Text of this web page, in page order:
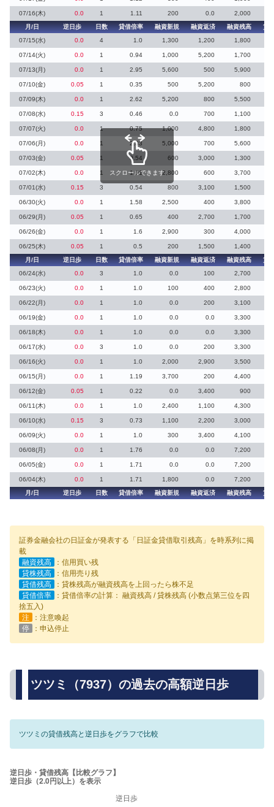
07/16(木) 0.0 1 1.11 200 0.0
2,000
月/日
逆日歩 日数 貸借倍率 融資新規 融資返済 融資残高
貸
07/15(水)
0.0 4 1.0 1,300 1,200 1,800
07/14(火) 0.0 1 0.94 1,000 5,200 1,700
07/13(月) 0.0 1 2.95 5,600 500 5,900
07/10(金) 0.05 1 0.35 500 5,200 800
07/09(木) 0.0 1 2.62 5,200 800 5,500
07/08(水) 0.15 3 0.46 0.0 700 1,100
07/07(火) 0.0 1 0.75 1,000 4,800 1,800
07/06(月) 0.0 1 2.33 5,000 700 5,600
07/03(金) 0.05 1 0.54 600 3,000 1,300
07/02(木) 0.0 1 1.61 2,800 600 3,700
07/01(水) 0.15 3 0.54 800 3,100 1,500
06/30(火) 0.0 1 1.58 2,500 400 3,800
06/29(月) 0.05 1 0.65 400 2,700 1,700
06/26(金) 0.0 1 1.6 2,900 300 4,000
06/25(木) 0.05 1 0.5 200 1,500
1,400
月/日
逆日歩 日数 貸借倍率 融資新規 融資返済 融資残高
貸
06/24(水)
0.0 3 1.0 0.0 100 2,700
06/23(火) 0.0 1 1.0 100 400 2,800
06/22(月) 0.0 1 1.0 0.0 200 3,100
06/19(金) 0.0 1 1.0 0.0 0.0 3,300
06/18(木) 0.0 1 1.0 0.0 0.0 3,300
06/17(水) 0.0 3 1.0 0.0 200 3,300
06/16(火) 0.0 1 1.0 2,000 2,900 3,500
06/15(月) 0.0 1 1.19 3,700 200 4,400
06/12(金) 0.05 1 0.22 0.0 3,400 900
06/11(木) 0.0 1 1.0 2,400 1,100 4,300
06/10(水) 0.15 3 0.73 1,100 2,200 3,000
06/09(火) 0.0 1 1.0 300 3,400 4,100
06/08(月) 0.0 1 1.76 0.0 0.0 7,200
06/05(金) 0.0 1 1.71 0.0 0.0 7,200
06/04(木) 0.0 1 1.71 1,800 0.0
7,200
月/日
逆日歩 日数 貸借倍率 融資新規 融資返済 融資残高 貸
スクロールできます
証券金融会社の日証金が発表する「日証金貸借取引残高」を時系列に掲
載
融資残高
：信用買い残
貸株残高
：信用売り残
貸借残高
：貸株残高が融資残高を上回ったら株不足
貸借倍率
：貸借倍率の計算： 融資残高 / 貸株残高 (小数点第三位を四
捨五入)
注
：注意喚起
停
：申込停止
ツツミ（7937）の過去の高額逆日歩
ツツミの貸借残高と逆日歩をグラフで比較